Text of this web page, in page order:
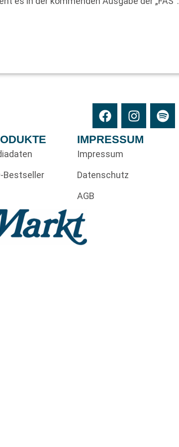
Bestseller
IMPRESSUM
Impressum
Datenschutz
AGB